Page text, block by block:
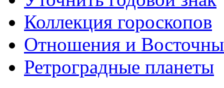
Коллекция гороскопов
Отношения и
Ретроградные планеты